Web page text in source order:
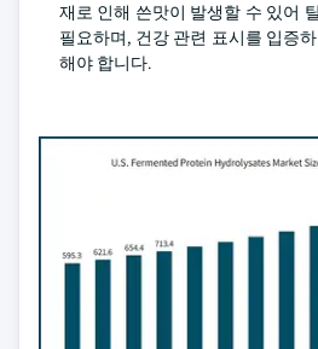
재로 인해 쓴맛이 발생할 수 있어
필요하며, 건강 관련 표시를 입증
해야 합니다.